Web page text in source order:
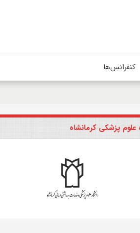
کنفرانس‌ها
علوم پزشکی کرمانشاه